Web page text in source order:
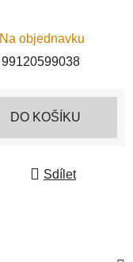
Na objednavku
99120599038
DO KOŠÍKU
Sdílet